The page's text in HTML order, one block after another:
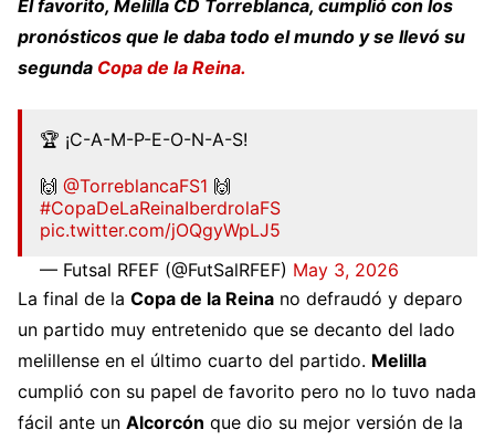
El favorito, Melilla CD Torreblanca, cumplió con los
pronósticos que le daba todo el mundo y se llevó su
segunda Copa de la Reina.
🏆 ¡C-A-M-P-E-O-N-A-S!
🙌 @TorreblancaFS1 🙌
#CopaDeLaReinaIberdrolaFS
pic.twitter.com/jOQgyWpLJ5
— Futsal RFEF (@FutSalRFEF) May 3, 2026
La final de la Copa de la Reina no defraudó y deparo
un partido muy entretenido que se decanto del lado
melillense en el último cuarto del partido. Melilla
cumplió con su papel de favorito pero no lo tuvo nada
fácil ante un Alcorcón que dio su mejor versión de la